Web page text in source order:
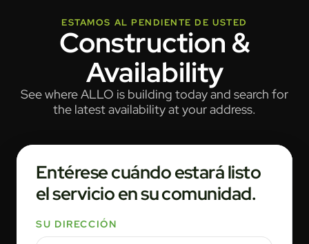
ESTAMOS AL PENDIENTE DE USTED
Construction &
Availability
See where ALLO is building today and search for
the latest availability at your address.
Entérese cuándo estará listo
el servicio en su comunidad.
SU DIRECCIÓN